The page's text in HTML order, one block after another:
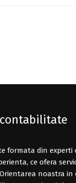
formata din experti
ce ofera
noastra in